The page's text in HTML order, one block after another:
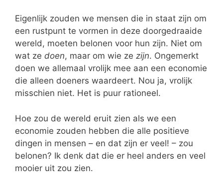
Eigenlijk zouden we mensen die in staat zijn om
een rustpunt te vormen in deze doorgedraaide
wereld, moeten belonen voor hun zijn. Niet om
wat ze doen, maar om wie ze zijn. Ongemerkt
doen we allemaal vrolijk mee aan een economie
die alleen doeners waardeert. Nou ja, vrolijk
misschien niet. Het is puur rationeel.
Hoe zou de wereld eruit zien als we een
economie zouden hebben die alle positieve
dingen in mensen – en dat zijn er veel! – zou
belonen? Ik denk dat die er heel anders en veel
mooier uit zou zien.